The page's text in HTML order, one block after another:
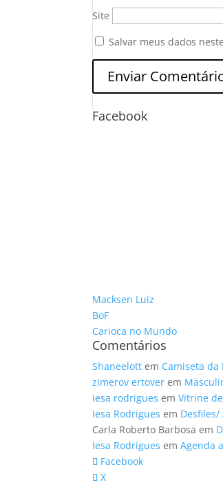
Site
Salvar meus dados
Facebook
Macksen Luiz
BoF
Carioca no Mundo
Comentários
Shaneelott em Camiseta da
zimerov ertover em
Iesa rodrigues emVitrine
Iesa Rodrigues em
Carla Roberto Barbosa em
Iesa Rodrigues emAgenda
Facebook
X